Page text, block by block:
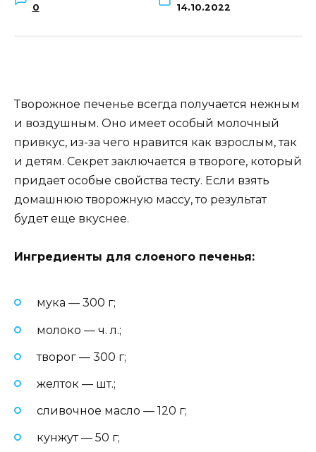
0 14.10.2022
Творожное печенье всегда получается нежным
и воздушным. Оно имеет особый молочный
привкус, из-за чего нравится как взрослым, так
и детям. Секрет заключается в твороге, который
придает особые свойства тесту. Если взять
домашнюю творожную массу, то результат
будет еще вкуснее.
Ингредиенты для слоеного печенья:
мука — 300 г;
молоко — ч. л.;
творог — 300 г;
желток — шт.;
сливочное масло — 120 г;
кунжут — 50 г;